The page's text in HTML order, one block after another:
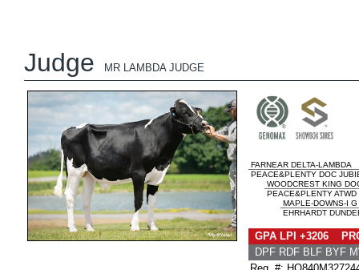
Judge MR LAMBDA JUDGE
FARNEAR DELTA-LAMBDA
PEACE&PLENTY DOC
WOODCREST KING
PEACE&PLENTY
MAPLE-DOWNS-I G
EHRHARDT
GPA LPI +3206
DPF RDF BLF BYF